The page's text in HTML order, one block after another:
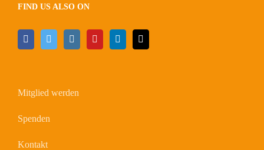
FIND US ALSO ON
Mitglied werden
Spenden
Kontakt